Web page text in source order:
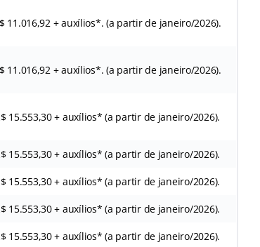
11.016,92 + auxílios*. (a partir de janeiro/2026).
11.016,92 + auxílios*. (a partir de janeiro/2026).
15.553,30 + auxílios* (a partir de janeiro/2026).
15.553,30 + auxílios* (a partir de janeiro/2026).
15.553,30 + auxílios* (a partir de janeiro/2026).
15.553,30 + auxílios* (a partir de janeiro/2026).
15.553,30 + auxílios* (a partir de janeiro/2026).